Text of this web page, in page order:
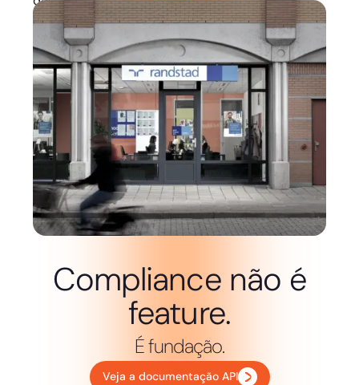
Compliance não é
feature.
É fundação.
Veja a documentação API